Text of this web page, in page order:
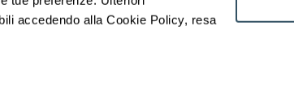
accedendo alla Cookie Policy, resa